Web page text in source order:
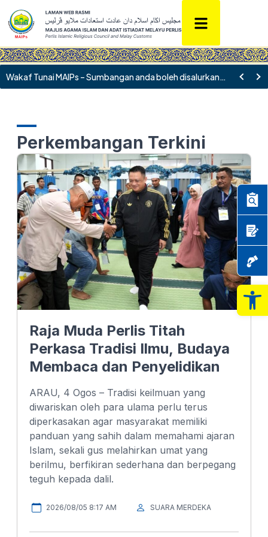
Wakaf Tunai MAIPs – Sumbangan anda boleh disalurkan ke akaun Bank Islam 09010010063983
Perkembangan Terkini
Raja Muda Perlis Titah
Perkasa Tradisi Ilmu, Budaya
Membaca dan Penyelidikan
ARAU, 4 Ogos – Tradisi keilmuan yang
diwariskan oleh para ulama perlu terus
diperkasakan agar masyarakat memiliki
panduan yang sahih dalam memahami ajaran
Islam, sekali gus melahirkan umat yang
berilmu, berfikiran sederhana dan berpegang
teguh kepada dalil.
2026/08/05 8:17 AM SUARA MERDEKA